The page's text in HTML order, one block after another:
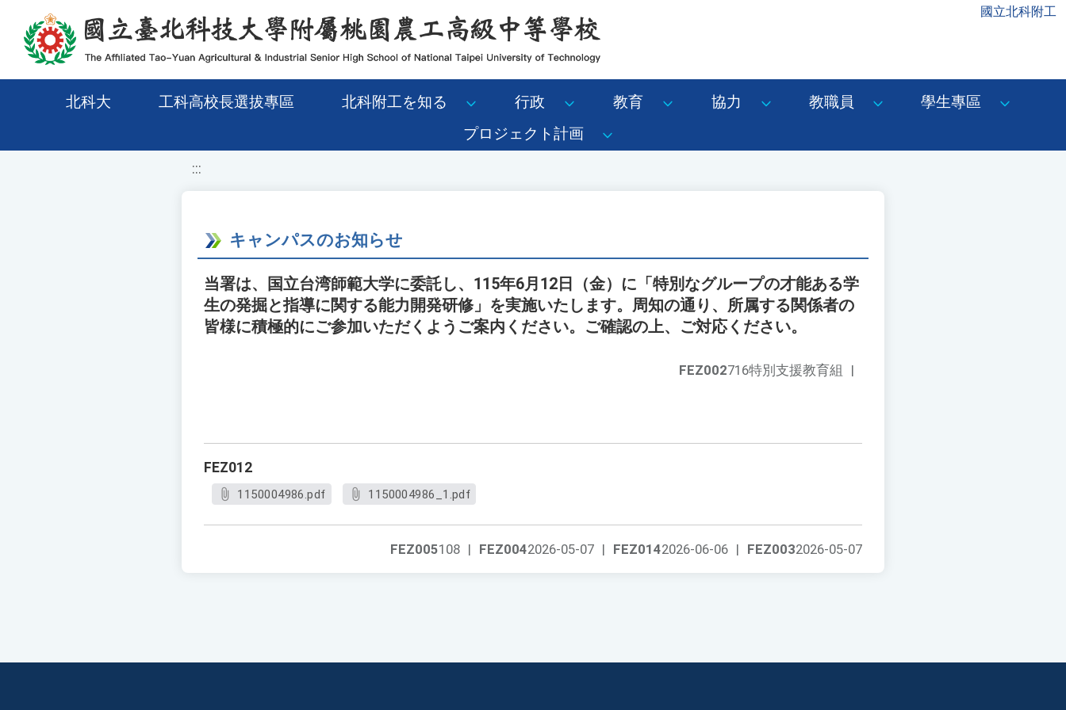
移至網頁之主要內容區位置 國立北科附工
北科大 工科高校長選拔專區 北科附工を知る 行政 教育 協力 教職員
學生專區
プロジェクト計画
:::
キャンパスのお知らせ
当署は、国立台湾師範大学に委託し、115年6月12日（金）に「特別なグループの才能ある学
生の発掘と指導に関する能力開発研修」を実施いたします。周知の通り、所属する関係者の
皆様に積極的にご参加いただくようご案内ください。ご確認の上、ご対応ください。
FEZ002716特別支援教育組 |
FEZ012
1150004986.pdf 1150004986_1.pdf
FEZ0032026-05-07
FEZ0142026-06-06 |
FEZ0042026-05-07 |
FEZ005108 |